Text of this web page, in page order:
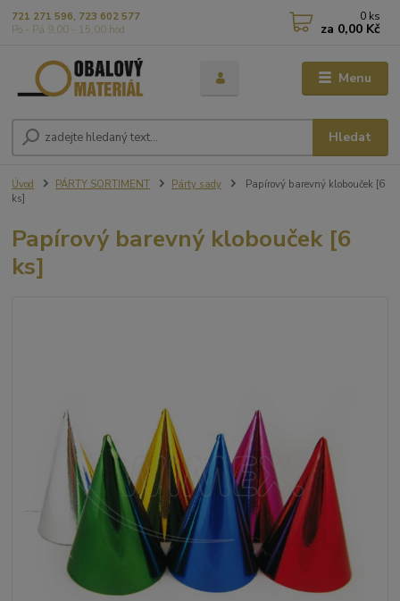
Menu
Hledat
721 271 596, 723 602 577
Po - Pá 9,00 - 15,00 hod
0 ks
za 0,00 Kč
Úvod PÁRTY SORTIMENT Párty sady
Papírový barevný klobouček [6
ks]
Papírový barevný klobouček [6
ks]